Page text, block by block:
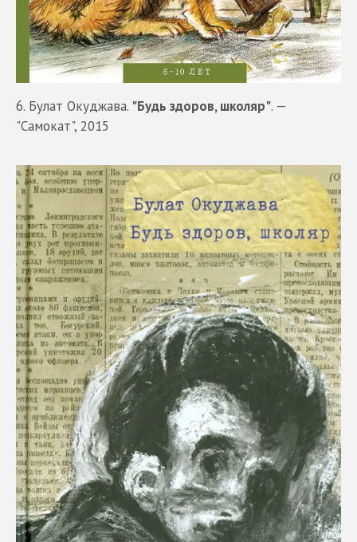
6. Булат Окуджава. "Будь здоров, школяр". —
"Самокат", 2015